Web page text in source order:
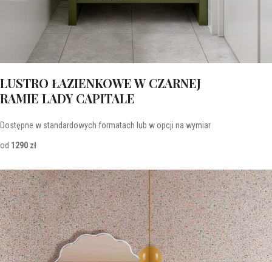
LUSTRO ŁAZIENKOWE W CZARNEJ
RAMIE LADY CAPITALE
Dostępne w standardowych formatach lub w opcji na wymiar
od 1290 zł